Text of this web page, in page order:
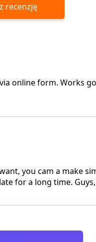
recenzję
online form. Works
you cam a make
for a long time.